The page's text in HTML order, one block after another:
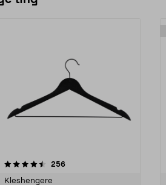
256anmeldelser
Kleshengere
4.5av 5 stjerner